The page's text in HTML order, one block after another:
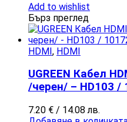
Add to wishlist
Бърз преглед
HDMI, HDMI
UGREEN Кабел
/черен/ – HD103 /
7.20 € / 14.08 лв.